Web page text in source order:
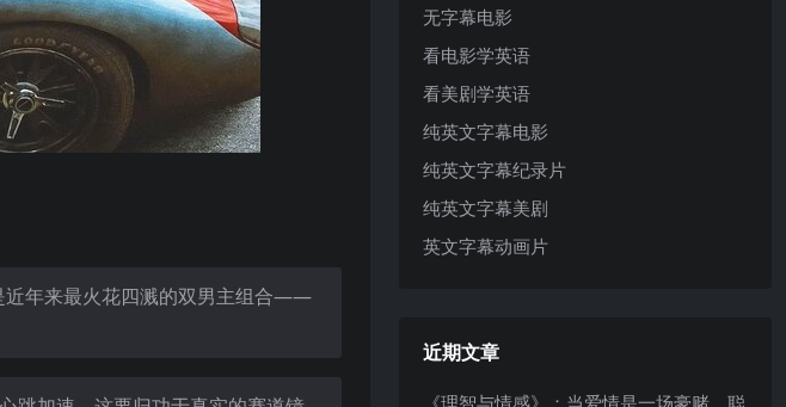
近年来最火花四溅的双男主组合——
无字幕电影
看电影学英语
看美剧学英语
纯英文字幕电影
纯英文字幕纪录片
纯英文字幕美剧
英文字幕动画片
近期文章
《理智与情感》：当爱情是一场豪赌，聪